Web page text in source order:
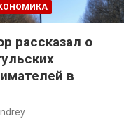
рассказал о
в